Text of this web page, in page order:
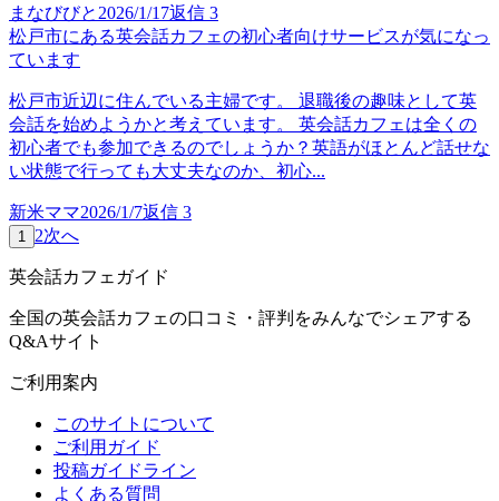
まなびびと 2026/1/17返信 3
松戸市にある英会話カフェの初心者向けサービスが気になっ
ています
松戸市近辺に住んでいる主婦です。 退職後の趣味として英
会話を始めようかと考えています。 英会話カフェは全くの
初心者でも参加できるのでしょうか？英語がほとんど話せな
い状態で行っても大丈夫なのか、初心...
新米ママ2026/1/7返信 3
1 2次へ
英会話カフェガイド
全国の英会話カフェの口コミ・評判をみんなでシェアする
Q&Aサイト
ご利用案内
このサイトについて
ご利用ガイド
投稿ガイドライン
よくある質問